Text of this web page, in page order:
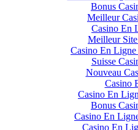
Bonus
Meilleur
Casino En
Meilleur
Casino En Ligne
Suisse
Nouveau
Casino
Casino En
Bonus
Casino En
Casino En